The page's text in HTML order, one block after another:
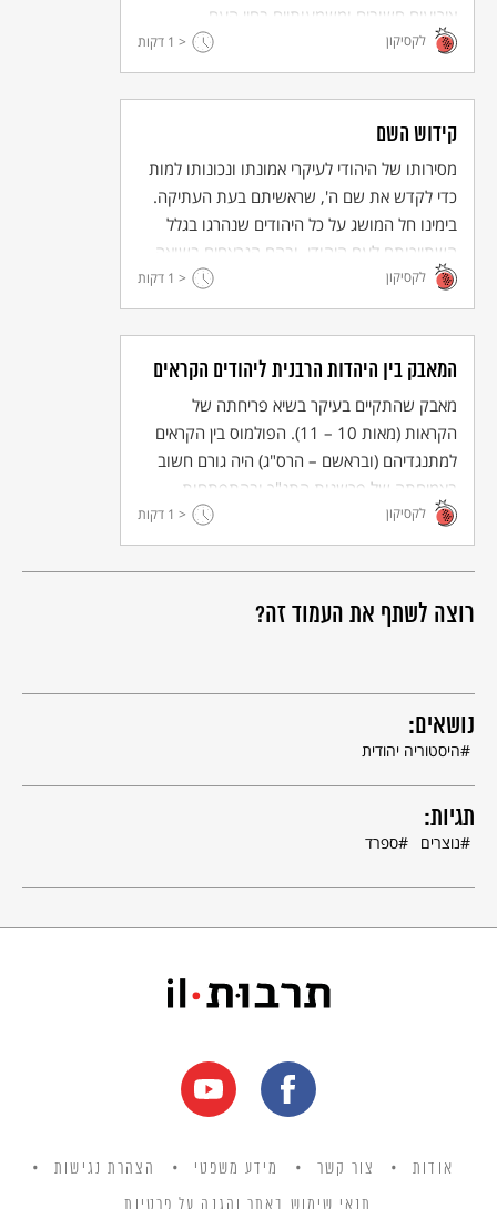
רוצה לשתף את העמוד זה?
אירועים חשובים ומשמעותיים בחיי העם.
לקסיקון < 1 דקות
קידוש השם
מסירותו של היהודי לעיקרי אמונתו ונכונותו למות
כדי לקדש את שם ה', שראשיתם בעת העתיקה.
בימינו חל המושג על כל היהודים שנהרגו בגלל
השתייכותם לעם היהודי, ובהם הנרצחים בשואה.
לקסיקון < 1 דקות
המאבק בין היהדות הרבנית ליהודים הקראים
מאבק שהתקיים בעיקר בשיא פריחתה של
הקראות (מאות 10 – 11). הפולמוס בין הקראים
למתנגדיהם (ובראשם – הרס"ג) היה גורם חשוב
בצמיחתה של פרשנות התנ"ך ובהתפתחות
בתחום הלשון, מאחר שהקראים הסתמכו על לשון
המקרא באופן בלעדי.
לקסיקון < 1 דקות
נושאים:
היסטוריה יהודית
תגיות:
נוצרים ספרד
אודות צור קשר מידע משפטי הצהרת נגישות